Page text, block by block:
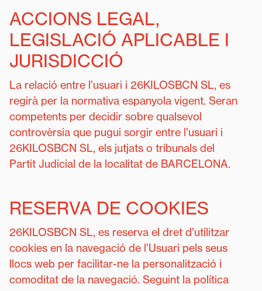
ACCIONS LEGAL,
LEGISLACIÓ APLICABLE I
JURISDICCIÓ
La relació entre l’usuari i 26KILOSBCN SL, es
regirà per la normativa espanyola vigent. Seran
competents per decidir sobre qualsevol
controvèrsia que pugui sorgir entre l’usuari i
26KILOSBCN SL, els jutjats o tribunals del
Partit Judicial de la localitat de BARCELONA.
RESERVA DE COOKIES
26KILOSBCN SL, es reserva el dret d’utilitzar
cookies en la navegació de l’Usuari pels seus
llocs web per facilitar-ne la personalització i
comoditat de la navegació. Seguint la política